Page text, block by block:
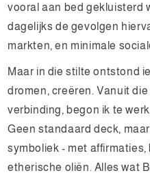
vooral aan bed gekluisterd
dagelijks de gevolgen
markten, en minimale
Maar in die stilte ontstond
dromen, creëren. Vanuit
verbinding, begon ik te
Geen standaard deck,
symboliek - met
etherische oliën. Alles wat